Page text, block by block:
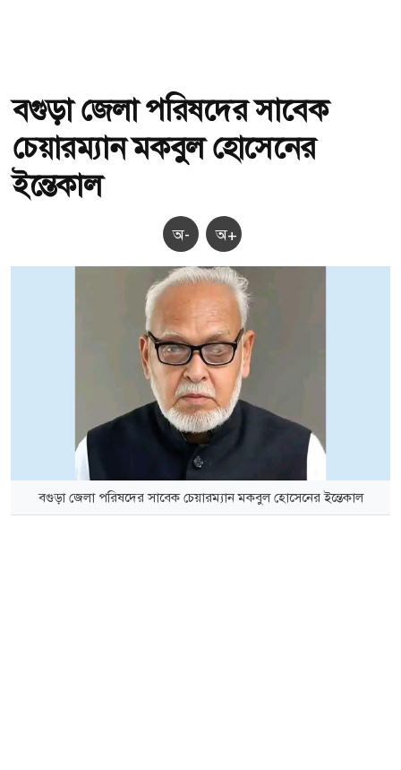
বগুড়া জেলা পরিষদের সাবেক
চেয়ারম্যান মকবুল হোসেনের
ইন্তেকাল
অ- অ+
বগুড়া জেলা পরিষদের সাবেক চেয়ারম্যান মকবুল হোসেনের ইন্তেকাল